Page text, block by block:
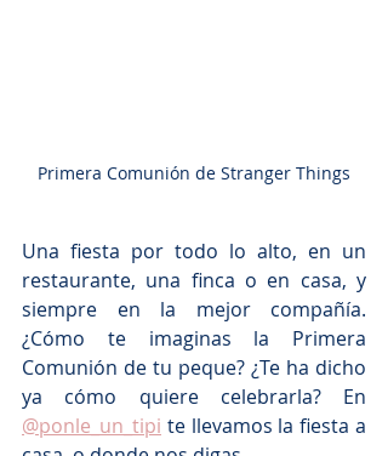
Primera Comunión de Stranger Things
Una fiesta por todo lo alto, en un
restaurante, una finca o en casa, y
siempre en la mejor compañía.
¿Cómo te imaginas la Primera
Comunión de tu peque? ¿Te ha dicho
@ponle_un_tipi te llevamos la fiesta a